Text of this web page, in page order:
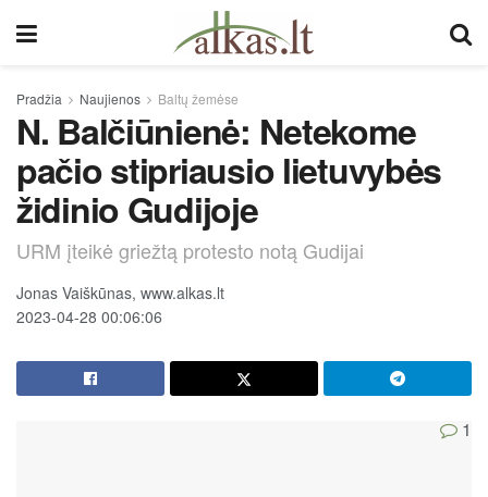
Pradžia Naujienos Baltų žemėse
N. Balčiūnienė: Netekome
pačio stipriausio lietuvybės
židinio Gudijoje
URM įteikė griežtą protesto notą Gudijai
Jonas Vaiškūnas, www.alkas.lt
2023-04-28 00:06:06
1